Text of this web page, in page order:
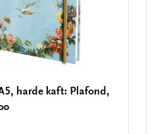
harde kaft: Plafond,